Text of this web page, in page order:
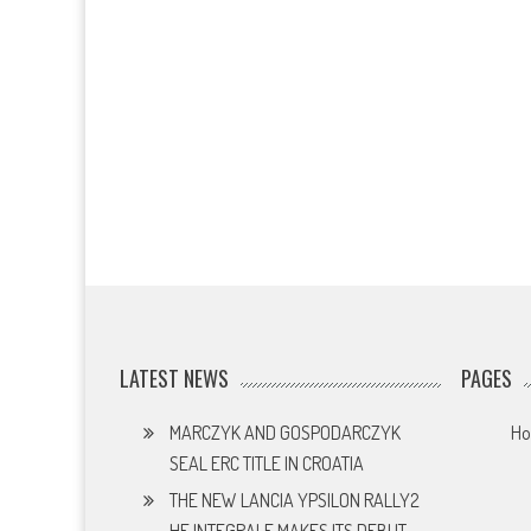
LATEST NEWS
MARCZYK AND GOSPODARCZYK
SEAL ERC TITLE IN CROATIA
THE NEW LANCIA YPSILON RALLY2
PAGES